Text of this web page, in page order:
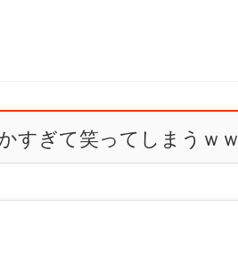
すぎて笑ってしまうｗｗ